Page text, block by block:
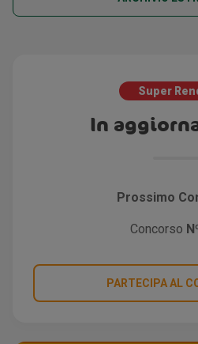
Super
In
Prossimo
Concorso
PARTECIPA AL